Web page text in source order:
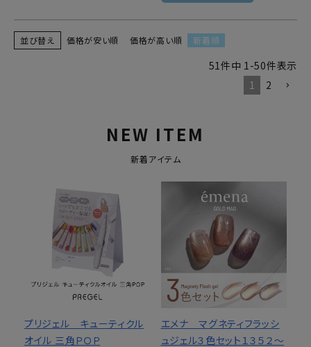
並び替え 価格が安い順 価格が高い順 新着順
51 件中 1 -50件表示
1
2
NEW ITEM
新着アイテム
プリジェル キューティクル
オイル 三角ＰＯＰ
エメナ マグネティフラッシ
ュジェル３色セット１３５２～